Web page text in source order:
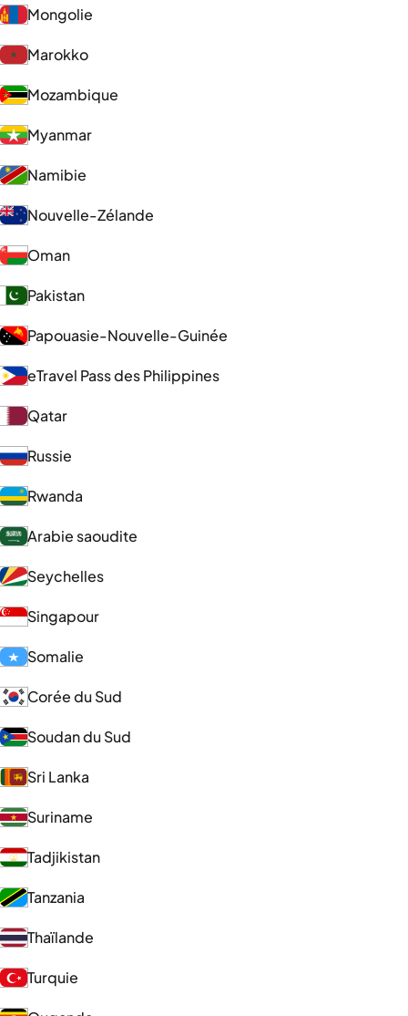
Mongolie
Marokko
Mozambique
Myanmar
Namibie
Nouvelle-Zélande
Oman
Pakistan
Papouasie-Nouvelle-Guinée
eTravel Pass des Philippines
Qatar
Russie
Rwanda
Arabie saoudite
Seychelles
Singapour
Somalie
Corée du Sud
Soudan du Sud
Sri Lanka
Suriname
Tadjikistan
Tanzania
Thaïlande
Turquie